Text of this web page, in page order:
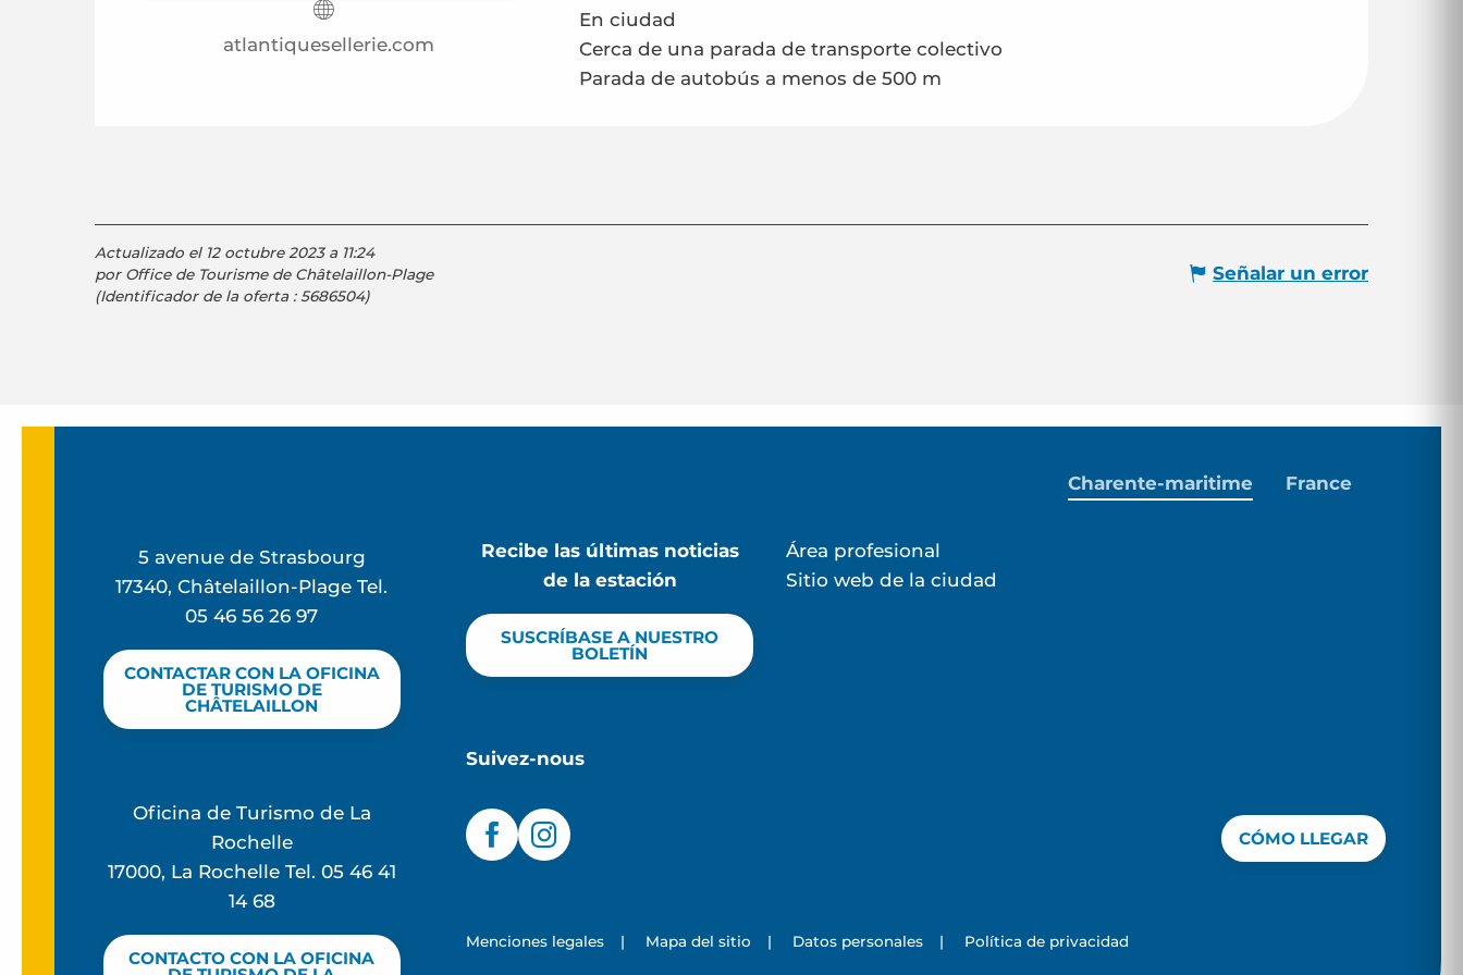
atlantiquesellerie.com
En ciudad
Cerca de una parada de transporte colectivo
Parada de autobús a menos de 500 m
Actualizado el 12 octubre 2023 a 11:24
por Office de Tourisme de Châtelaillon-Plage
(Identificador de la oferta :5686504)
Señalar un error
5 avenue de Strasbourg
17340, Châtelaillon-Plage Tel.
05 46 56 26 97
CONTACTAR CON LA OFICINA
DE TURISMO DE
CHÂTELAILLON
Oficina de Turismo de La
Rochelle
17000, La Rochelle Tel. 05 46 41
14 68
CONTACTO CON LA OFICINA
Recibe las últimas noticias
de la estación
SUSCRÍBASE A NUESTRO
BOLETÍN
Suivez-nous
Área profesional
Sitio web de la ciudad
CÓMO LLEGAR
Charente-maritime France
Menciones legales | Mapa del sitio | Datos personales | Política de privacidad